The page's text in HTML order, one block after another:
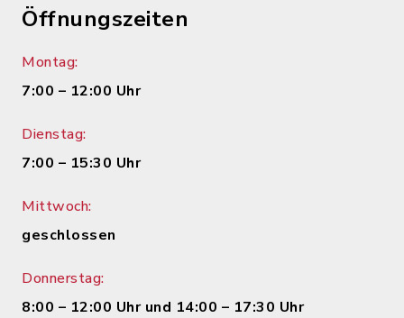
Öffnungszeiten
Montag:
7:00 – 12:00 Uhr
Dienstag:
7:00 – 15:30 Uhr
Mittwoch:
geschlossen
Donnerstag:
8:00 – 12:00 Uhr und 14:00 – 17:30 Uhr